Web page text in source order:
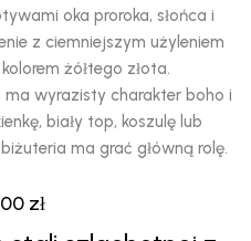
zł
oka proroka, słońca i
z ciemniejszym użyleniem
żółtego złota.
wyrazisty charakter boho i
biały top, koszulę lub
ma grać główną rolę.